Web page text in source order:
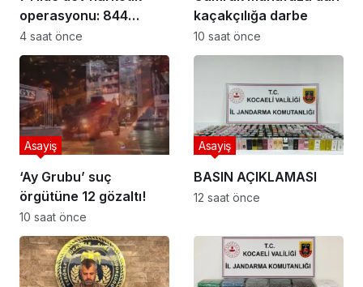
operasyonu: 844
tutuklama
4 saat önce
kaçakçılığa darbe
10 saat önce
‘Ay Grubu’ suç
örgütüne 12 gözaltı!
Asayiş
10 saat önce
BASIN AÇIKLAMASI
Asayiş
12 saat önce